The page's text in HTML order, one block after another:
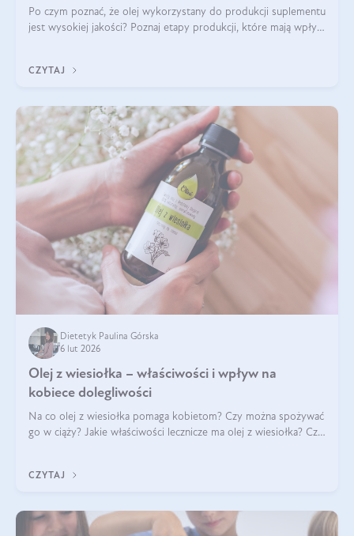
Po czym poznać, że olej wykorzystany do produkcji suplementu
jest wysokiej jakości? Poznaj etapy produkcji, które mają wpływ
CZYTAJ
Dietetyk Paulina Górska
6 lut 2026
Olej z wiesiołka – właściwości i wpływ na
kobiece dolegliwości
Na co olej z wiesiołka pomaga kobietom? Czy można spożywać
go w ciąży? Jakie właściwości lecznicze ma olej z wiesiołka? Czy
CZYTAJ